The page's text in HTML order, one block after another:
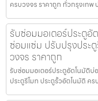
ครบวงจร ราคาถูก ทั่วกรุงเท
รับซ่อมมอเตอร์ประตู
ซ่อมแซ่ม ปรับปรุงประ
วงจร ราคาถูก
รับซ่อมมอเตอร์ประตูอัตโนมัติ
ประตูรีโมท ประตูรั้วอัตโนมัติ ค